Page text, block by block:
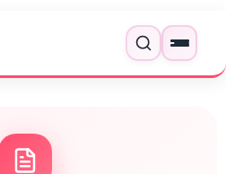
Menu